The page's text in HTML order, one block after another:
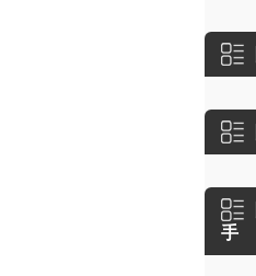
手